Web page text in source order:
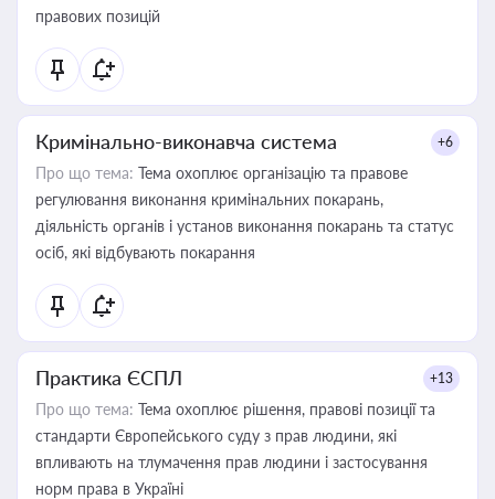
правових позицій
Кримінально-виконавча система +6
Про що тема: Тема охоплює організацію та правове
регулювання виконання кримінальних покарань,
діяльність органів і установ виконання покарань та статус
осіб, які відбувають покарання
Практика ЄСПЛ +13
Про що тема: Тема охоплює рішення, правові позиції та
стандарти Європейського суду з прав людини, які
впливають на тлумачення прав людини і застосування
норм права в Україні